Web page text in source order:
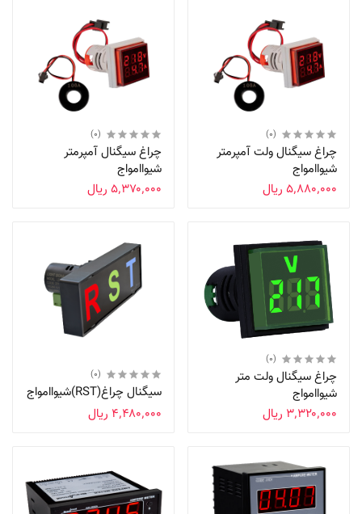
(0)
چراغ سیگنال ولت آمپرمتر
شیواامواج
‎ ۵٬۸۸۰٬۰۰۰ریال
(0)
چراغ سیگنال آمپرمتر
شیواامواج
‎ ۵٬۳۷۰٬۰۰۰ریال
(0)
چراغ سیگنال ولت متر
شیواامواج
‎ ۳٬۳۲۰٬۰۰۰ریال
(0)
سیگنال چراغ(RST)شیواامواج
‎ ۴٬۴۸۰٬۰۰۰ریال